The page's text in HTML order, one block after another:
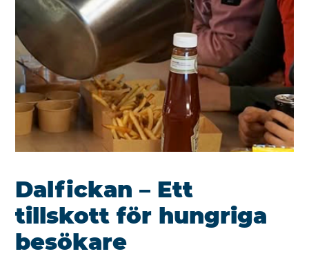
Dalfickan – Ett
tillskott för hungriga
besökare